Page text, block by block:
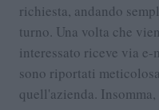
richiesta, andando
turno. Una volta che
interessato riceve via
sono riportati
quell'azienda.